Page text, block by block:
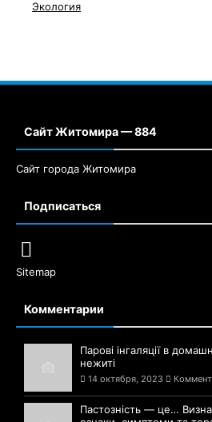
Экология
Сайт Житомира — 884
Сайт города Житомира
Подписаться
Sitemap
Комментарии
Парові інгаляції в
нежиті
14 октября, 2023
Пастозність — це…